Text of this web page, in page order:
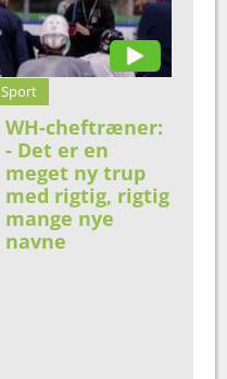
Sport
WH-cheftræner:
- Det er en
meget ny trup
med rigtig, rigtig
mange nye
navne